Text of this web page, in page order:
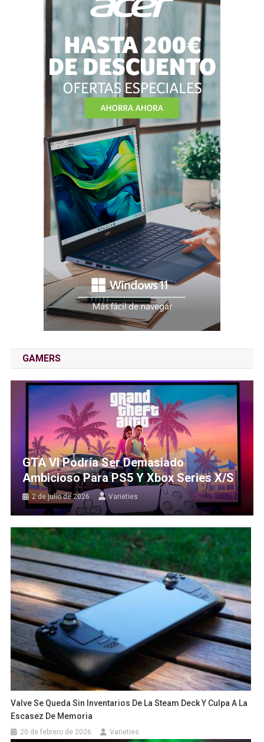
GAMERS
GTA VI Podría Ser Demasiado
Ambicioso Para PS5 Y Xbox Series X/S
2 de julio de 2026 Varieties
Valve Se Queda Sin Inventarios De La Steam Deck Y Culpa A La
Escasez De Memoria
20 de febrero de 2026 Varieties